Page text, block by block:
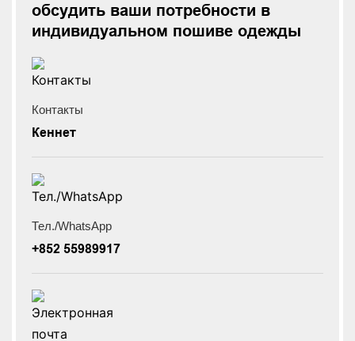
обсудить ваши потребности в
индивидуальном пошиве одежды
Контакты
Кеннет
Тел./WhatsApp
+852 55989917